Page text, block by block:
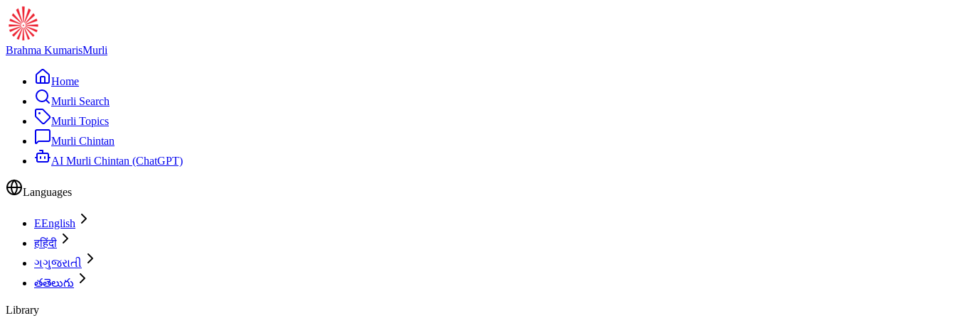
Brahma KumarisMurli
Home
Murli Search
Murli Topics
Murli Chintan
AI Murli Chintan (ChatGPT)
Languages
EEnglish
हहिंदी
ગગુજરાતી
తతెలుగు
Library